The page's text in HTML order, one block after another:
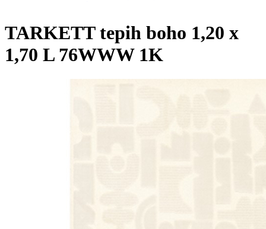
TARKETT tepih boho 1,20 x
1,70 L 76WWW 1K